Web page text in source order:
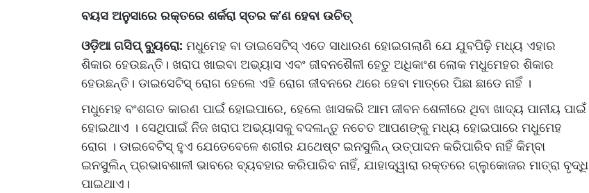
ବୟସ ଅନୁସାରେ ରକ୍ତରେ ଶର୍କରା ସ୍ତର କ’ଣ ହେବା ଉଚିତ୍
ଓଡ଼ିଆ ଗସିପ୍ ବ୍ୟୁରୋ: ମଧୁମେହ ବା ଡାଇସେଟିସ୍ ଏତେ ସାଧାରଣ ହୋଇଗଲାଣି ଯେ ଯୁବପିଢ଼ି ମଧ୍ୟ ଏହାର
ଶିକାର ହେଉଛନ୍ତି। ଖରାପ ଖାଇବା ଅଭ୍ୟାସ ଏବଂ ଜୀବନଶୈଳୀ ହେତୁ ଅଧିକାଂଶ ଲୋକ ମଧୁମେହର ଶିକାର
ହେଉଛନ୍ତି। ଡାଇସେଟିସ୍ ରୋଗ ହେଲେ ଏହି ରୋଗ ଜୀବନରେ ଥରେ ହେବା ମାତ୍ରେ ପିଛା ଛାଡେ ନାହିଁ ।
ମଧୁମେହ ବଂଶଗତ କାରଣ ପାଇଁ ହୋଇପାରେ, ହେଲେ ଖାସକରି ଆମ ଜୀବନ ଶେଳୀରେ ଥିବା ଖାଦ୍ୟ ପାନୀୟ ପାଇଁ
ହୋଇଥାଏ । ସେଥିପାଇଁ ନିଜ ଖରାପ ଅଭ୍ୟାସକୁ ବଦଳାନ୍ତୁ ନଚେତ ଆପଣଙ୍କୁ ମଧ୍ୟ ହୋଇପାରେ ମଧୁମେହ
ରୋଗ । ଡାଇବେଟିସ୍ ହୁଏ ଯେତେବେଳେ ଶରୀର ଯଥେଷ୍ଟ ଇନସୁଲିନ୍ ଉତ୍ପାଦନ କରିପାରିବ ନାହିଁ କିମ୍ବା
ଇନସୁଲିନ୍ ପ୍ରଭାବଶାଳୀ ଭାବରେ ବ୍ୟବହାର କରିପାରିବ ନାହିଁ, ଯାହାଦ୍ୱାରା ରକ୍ତରେ ଗ୍ଲୁକୋଜର ମାତ୍ରା ବୃଦ୍ଧି
ପାଇଥାଏ।